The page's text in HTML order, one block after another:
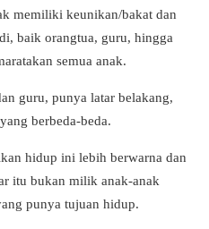
memiliki keunikan/bakat dan
baik orangtua, guru, hingga
semua anak.
guru, punya latar belakang,
berbeda-beda.
hidup ini lebih berwarna dan
itu bukan milik anak-anak
punya tujuan hidup.